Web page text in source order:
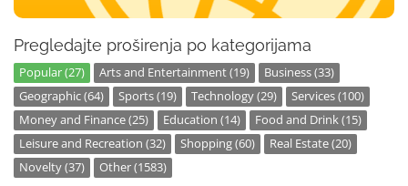
Pregledajte proširenja po kategorijama
Popular (27) Arts and Entertainment (19)
Business (33)
Geographic (64)
Sports (19) Technology (29)
Services (100)
Money and Finance (25)
Education (14)
Food and Drink (15)
Leisure and Recreation (32)
Shopping (60)
Real Estate (20)
Novelty (37)
Other (1583)